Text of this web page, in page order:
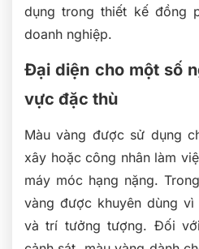
dụng trong thiết kế đồng
doanh nghiệp.
Đại diện cho một số
vực đặc thù
Màu vàng được sử dụng
xây hoặc công nhân làm
máy móc hạng nặng.
vàng được khuyên dùng
và trí tưởng tượng. Đối